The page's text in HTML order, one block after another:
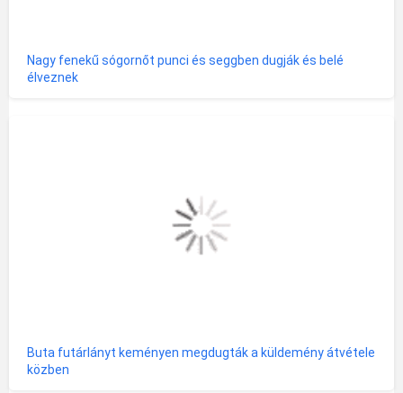
Nagy fenekű sógornőt punci és seggben dugják és belé
élveznek
Buta futárlányt keményen megdugták a küldemény átvétele
közben